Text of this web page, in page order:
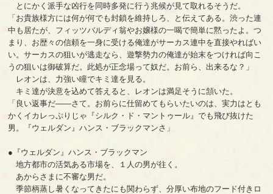
とにかく派手な凶行を同時多発に行う兆候が見て取れるそうだ。
「お貴族様方には何が何でも封鎖を維持しろ、と伝えてある。渋った連
中も居たが、フィッツバルディ翁やお嬢様の一喝で簡単に黙ったよ。つ
まり、お歴々の信頼を一身に受ける俺達がサーカス連中を直接やればい
い。サーカスの狙いが逃走なら、遊撃勢力の俺達が始末をつければ向こ
うの狙いは御破算だ。此処が正念場って奴だ。お前ら、出来るな？」
レオンは、力強い瞳でキミ達を見る。
キミ達が決意を込めて答えると、レオンは満足そうに頷いた。
「良い返事だ――さて。お前らに仕留めてもらいたいのは、実力はとも
かくイカレっぷりじゃ『シルク・ド・マントゥール』でも飛び抜けた
男。『ウェルダン』ハンス・ブラックマンさ」
●『ウェルダン』ハンス・ブラックマン
地方都市の活気ある市場を、１人の男が往く。
あからさまに不審な男だ。
季節柄蒸し暑くなってきたにも関わらず、分厚い布地のフード付きロ